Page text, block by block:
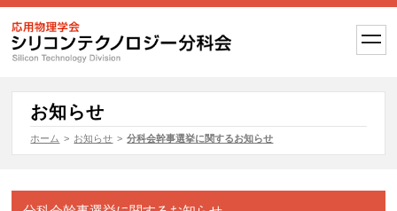
t
o
l
i
お知らせ
ホーム > お知らせ > 分科会幹事選挙に関するお知らせ